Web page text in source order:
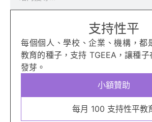
支持性平
每個個人、學校、企業、機構，都
教育的種子，支持 TGEEA，讓種
發芽。
小額贊助
每月 100 支持性平教